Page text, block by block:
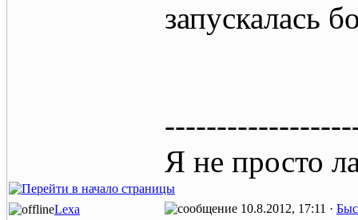
запускалась
Я не просто
Lexa 10.8.2012, 17:11 ·